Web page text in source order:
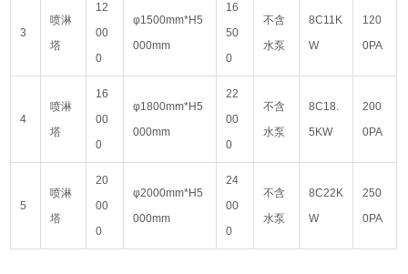
3
喷淋
塔
12
00
0
φ1500mm*H5
000mm
16
50
0
不含
水泵
8C11K
W
120
0PA
4
喷淋
塔
16
00
0
φ1800mm*H5
000mm
22
00
0
不含
水泵
8C18.
5KW
200
0PA
5
喷淋
塔
20
00
0
φ2000mm*H5
000mm
24
00
0
不含
水泵
8C22K
W
250
0PA